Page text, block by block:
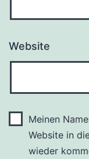
Website
Meinen
Website in
wieder